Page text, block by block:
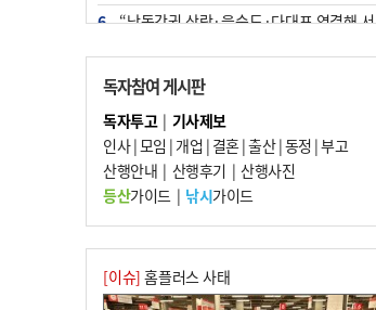
6
“낙동강권 삼락·을숙도·다대포 연결해 서
7
오늘의 날씨- 2026년 8월 7일
8
외국인 선원 ‘인신매매 경유지’ 된 부산…
우려가 현실로
9
[사설] 해수부 신청사 북항으로 확정, 해양
수도 도약의 전환점
10 르노 못 타는 부산시장…관용차 규정에 막
힌 지역기업 응원
독자참여 게시판
독자투고| 기사제보
인사|모임 | 개업 | 결혼|출산|동정 |부고
산행안내 | 산행후기 | 산행사진
등산가이드| 낚시가이드
[이슈] 홈플러스 사태